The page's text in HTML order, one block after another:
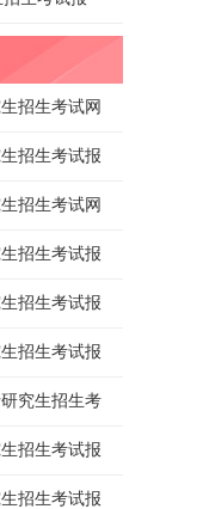
招生考试网
招生考试报
招生考试网
招生考试报
招生考试报
招生考试报
究生招生考
招生考试报
招生考试报